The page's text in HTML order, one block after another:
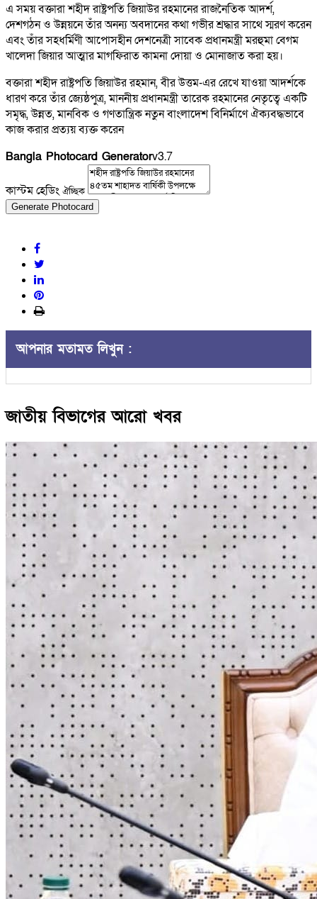
এ সময় বক্তারা শহীদ রাষ্ট্রপতি জিয়াউর রহমানের রাজনৈতিক আদর্শ,
দেশগঠন ও উন্নয়নে তাঁর অনন্য অবদানের কথা গভীর শ্রদ্ধার সাথে স্মরণ করেন
এবং তাঁর সহধর্মিণী আপোসহীন দেশনেত্রী সাবেক প্রধানমন্ত্রী মরহুমা বেগম
খালেদা জিয়ার আত্মার মাগফিরাত কামনা দোয়া ও মোনাজাত করা হয়।
বক্তারা শহীদ রাষ্ট্রপতি জিয়াউর রহমান, বীর উত্তম-এর রেখে যাওয়া আদর্শকে
ধারণ করে তাঁর জ্যেষ্ঠপুত্র, মাননীয় প্রধানমন্ত্রী তারেক রহমানের নেতৃত্বে একটি
সমৃদ্ধ, উন্নত, মানবিক ও গণতান্ত্রিক নতুন বাংলাদেশ বিনির্মাণে ঐক্যবদ্ধভাবে
কাজ করার প্রত্যয় ব্যক্ত করেন
Bangla Photocard Generatorv3.7
কাস্টম হেডিংঐচ্ছিক
Generate Photocard
আপনার মতামত লিখুন :
জাতীয় বিভাগের আরো খবর